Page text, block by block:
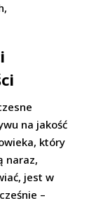
na jakość
który
naraz,
jest w
–